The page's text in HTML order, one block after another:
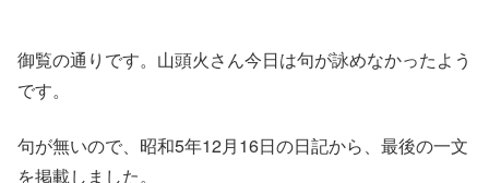
御覧の通りです。山頭火さん今日は句が詠めなかったよう
です。
句が無いので、昭和5年12月16日の日記から、最後の一文
を掲載しました。